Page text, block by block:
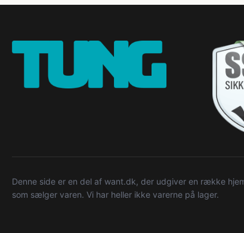
Denne side er en del af want.dk, der udgiver en række
som sælger varen. Vi har heller ikke varerne på lager.